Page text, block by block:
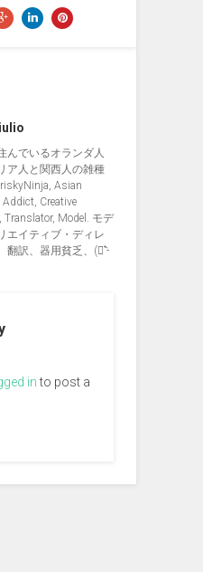
んでいるオランダ人
ア人と関西人の雑種
Asian
Addict, Creative
Translator, Model. モデ
エイティブ・ディレ
翻訳、器用貧乏、(ง︡'-
into post a